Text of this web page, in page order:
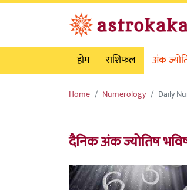
होम
राशिफल अंक
Home Numerology Daily
दैनिक अंक ज्योतिष